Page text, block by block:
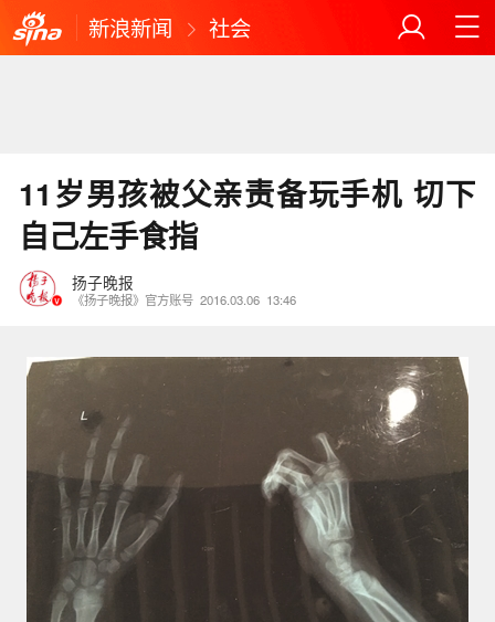
新浪新闻 社会
11岁男孩被父亲责备玩手机 切下
自己左手食指
扬子晚报
《扬子晚报》官方账号 2016.03.06 13:46